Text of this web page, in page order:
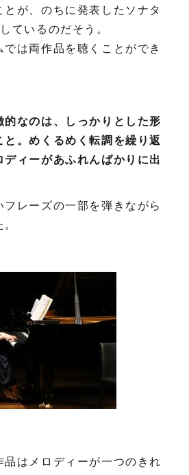
が、のちに発表したソナタ
ているのだそう。
は両作品を聴くことができ
的なのは、しっかりとした形
。めくるめく転調を繰り返
ディーがあふれんばかりに出
レーズの一部を弾きながら
はメロディーが一つのきれ